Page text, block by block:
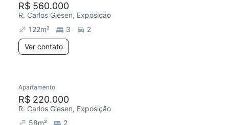
R$ 560.000
R. Carlos Giesen, Exposição
122m² 3
2
Ver contato
Apartamento
R$ 220.000
R. Carlos Giesen, Exposição
58m² 2